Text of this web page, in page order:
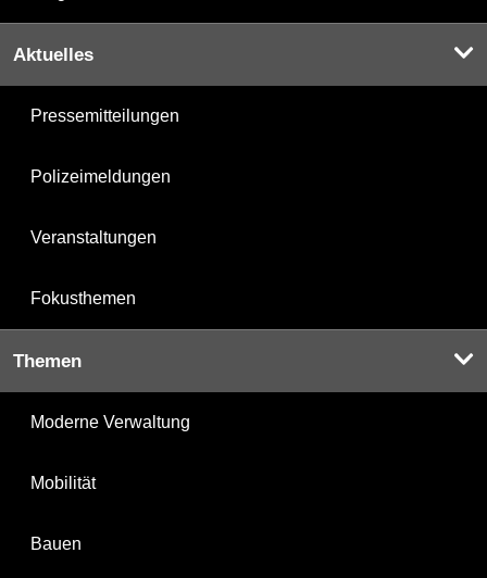
Aktuelles
Pressemitteilungen
Polizeimeldungen
Veranstaltungen
Fokusthemen
Themen
Moderne Verwaltung
Mobilität
Bauen